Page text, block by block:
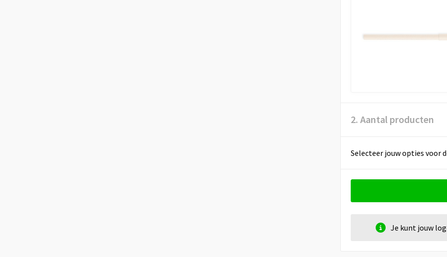
2. Aantal producten
Selecteer jouw opties voor
Je kunt jouw